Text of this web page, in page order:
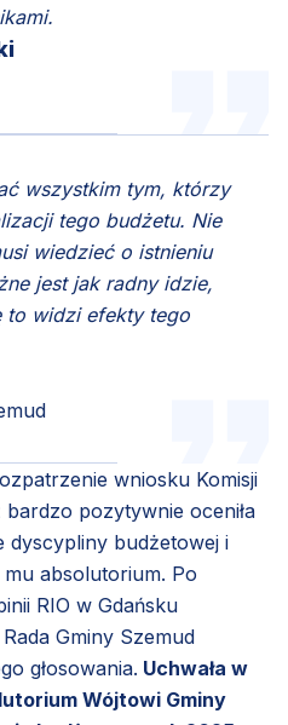
wszystkim tym, którzy
tego budżetu. Nie
wiedzieć o istnieniu
jest jak radny idzie,
to widzi efekty tego
wniosku Komisji
pozytywnie oceniła
dyscypliny budżetowej i
mu absolutorium. Po
RIO w Gdańsku
Gminy Szemud
głosowania. Uchwała w
Wójtowi Gminy